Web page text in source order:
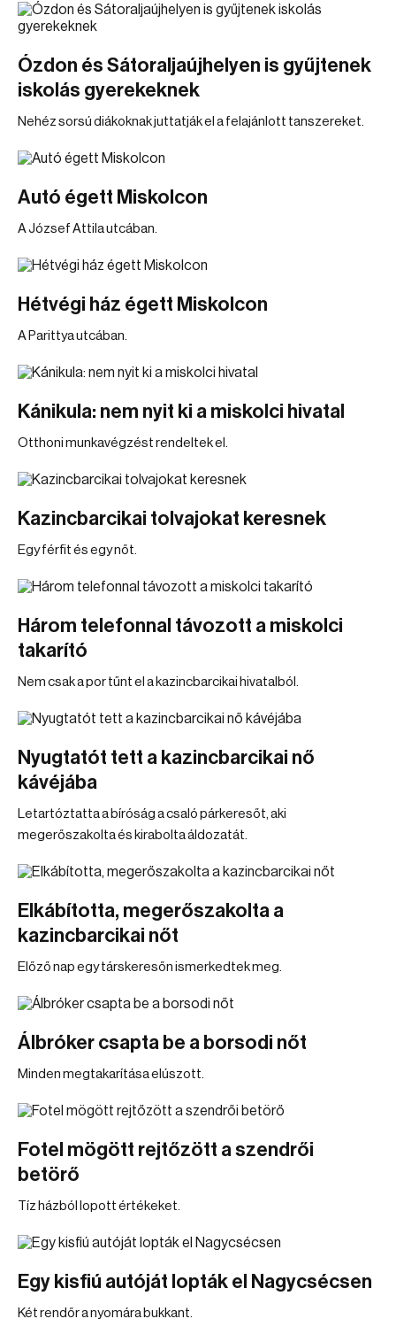
Ózdon és Sátoraljaújhelyen is gyűjtenek
iskolás gyerekeknek
Nehéz sorsú diákoknak juttatják el a felajánlott tanszereket.
Autó égett Miskolcon
A József Attila utcában.
Hétvégi ház égett Miskolcon
A Parittya utcában.
Kánikula: nem nyit ki a miskolci hivatal
Otthoni munkavégzést rendeltek el.
Kazincbarcikai tolvajokat keresnek
Egy férfit és egy nőt.
Három telefonnal távozott a miskolci
takarító
Nem csak a por tűnt el a kazincbarcikai hivatalból.
Nyugtatót tett a kazincbarcikai nő
kávéjába
Letartóztatta a bíróság a csaló párkeresőt, aki
megerőszakolta és kirabolta áldozatát.
Elkábította, megerőszakolta a
kazincbarcikai nőt
Előző nap egy társkeresőn ismerkedtek meg.
Álbróker csapta be a borsodi nőt
Minden megtakarítása elúszott.
Fotel mögött rejtőzött a szendrői
betörő
Tíz házból lopott értékeket.
Egy kisfiú autóját lopták el Nagycsécsen
Két rendőr a nyomára bukkant.